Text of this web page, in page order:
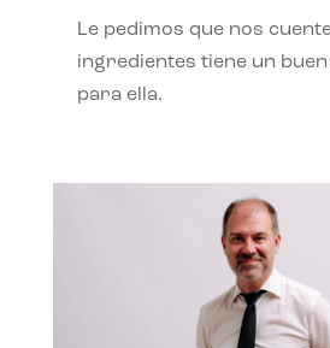
Le pedimos que nos
ingredientes tiene un
para ella.